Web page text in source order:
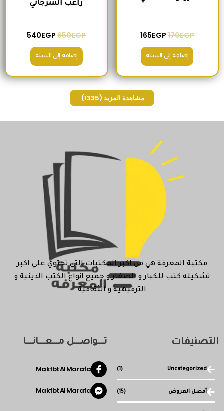
170EGP
165EGP
إضافة إلى السلة
راغب السرجاني
650EGP
540EGP
إضافة إلى السلة
مشاهدة المزيد (1335)
مكتبة المعرفة هي من اكبر المكتبات التي تحتوي علي اكبر
تشكيله كتب للكبار و الصغار و جميع انواع الكتب الدينية و
الترفيهية و الثقافية
التصنيفات
Uncategorized
(1)
أفضل العروض (15)
تـــواصـــل مـــعـــانـــا
Maktbt Al Marafa
Maktbt Al Marafa